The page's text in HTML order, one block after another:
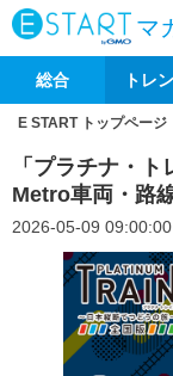
マ
総合 トレ
E START トップページ
「プラチナ・
Metro車両・路
2026-05-09 09:00:00